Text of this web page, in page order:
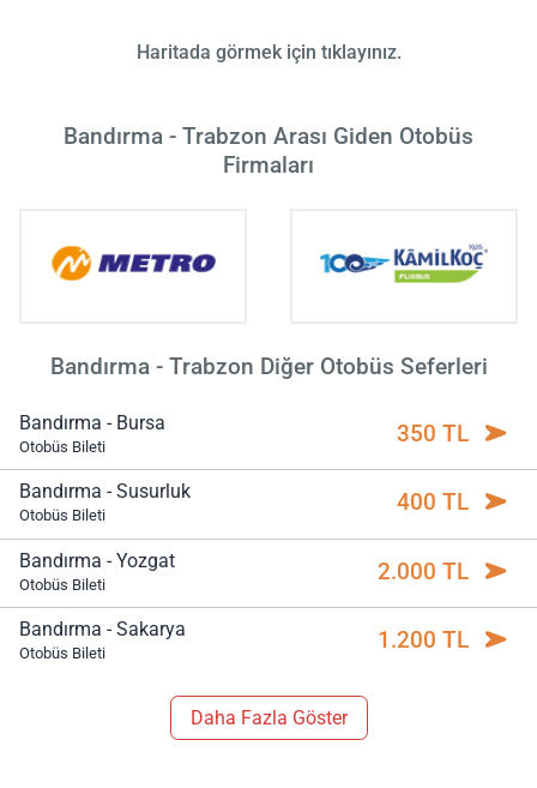
Haritada görmek için tıklayınız.
Bandırma - Trabzon Arası Giden Otobüs
Firmaları
Bandırma - Trabzon Diğer Otobüs Seferleri
Bandırma - Bursa
Otobüs Bileti 350 TL
Bandırma - Susurluk
Otobüs Bileti 400 TL
Bandırma - Yozgat
Otobüs Bileti 2.000 TL
Bandırma - Sakarya
Otobüs Bileti 1.200 TL
Daha Fazla Göster